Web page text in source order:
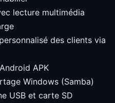
lecture multimédia
des clients via
APK
Windows (Samba)
USB et carte SD